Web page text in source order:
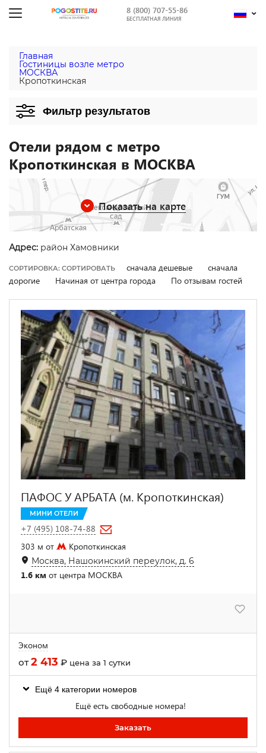
8 (800) 707-55-86
БЕСПЛАТНАЯ ЛИНИЯ
Главная
Гостиницы возле метро
МОСКВА
Кропоткинская
Фильтр результатов
Отели рядом с метро
Кропоткинская в МОСКВА
Показать на карте
Адрес: район Хамовники
СОРТИРОВКА: СОРТИРОВАТЬ сначала дешевые
сначала
дорогие
Начиная от центра города По отзывам гостей
ПАФОС У АРБАТА (м. Кропоткинская)
МИНИ ОТЕЛИ
+7 (495) 108-74-88
303 м от
Кропоткинская
Москва, Нашокинский переулок, д. 6
1.6 км от центра МОСКВА
Эконом
от2 413 ₽ цена за 1 сутки
Ещё 4 категории номеров
Ещё есть свободные номера!
Заказать